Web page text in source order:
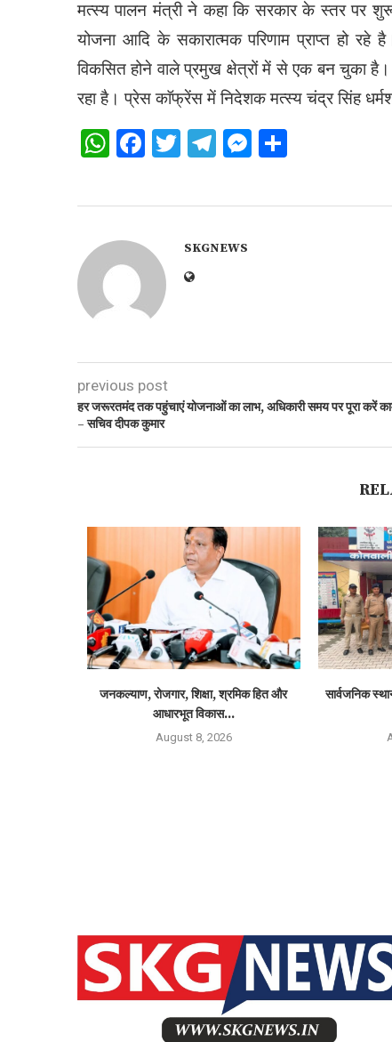
मत्स्य पालन मंत्री ने कहा कि सरकार के स्तर पर
योजना आदि के सकारात्मक परिणाम प्राप्त हो रहे
विकसित होने वाले प्रमुख क्षेत्रों में से एक बन चुका है।
रहा है। प्रेस काॅफ्रेंस में निदेशक मत्स्य चंद्र सिंह
WhatsApp
Facebook
Twitter
Telegram
Messenger
SKGNEWS
previous post
हर जरूरतमंद तक पहुंचाएं योजनाओं का लाभ, अधिकारी समय पर पूरा करें
– सचिव दीपक कुमार
जनकल्याण, रोजगार, शिक्षा, श्रमिक हित और
आधारभूत विकास...
August 8, 2026
सार्वजनिक